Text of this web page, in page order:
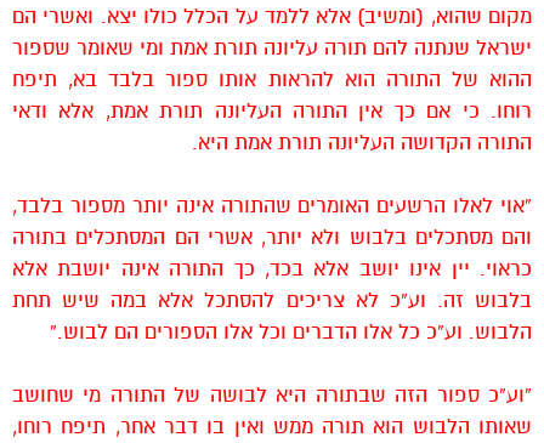
מקום שהוא, (ומשיב) אלא ללמד על הכלל כולו יצא. ואשרי הם
ישראל שנתנה להם תורה עליונה תורת אמת ומי שאומר שספור
ההוא של התורה הוא להראות אותו ספור בלבד בא, תיפח
רוחו. כי אם כך אין התורה העליונה תורת אמת, אלא ודאי
התורה הקדושה העליונה תורת אמת היא.
“אוי לאלו הרשעים האומרים שהתורה אינה יותר מספור בלבד,
והם מסתכלים בלבוש ולא יותר, אשרי הם המסתכלים בתורה
כראוי. יין אינו יושב אלא בכד, כך התורה אינה יושבת אלא
בלבוש זה. וע”כ לא צריכים להסתכל אלא במה שיש תחת
הלבוש. וע”כ כל אלו הדברים וכל אלו הספורים הם לבוש.”
“וע”כ ספור הזה שבתורה היא לבושה של התורה מי שחושב
שאותו הלבוש הוא תורה ממש ואין בו דבר אחר, תיפח רוחו,